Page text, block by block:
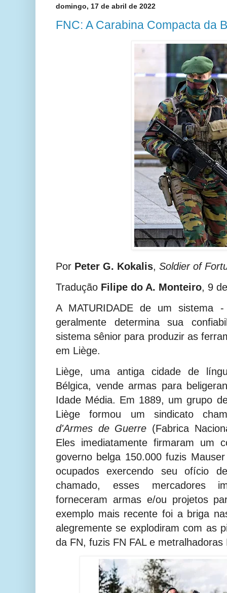
domingo, 17 de abril de 2022
FNC: A Carabina Compacta da
Por Peter G. Kokalis, Soldier of
Tradução Filipe do A. Monteiro, 9
A MATURIDADE de um sistema
geralmente determina sua
sistema sênior para produzir as
em Liège.
Liège, uma antiga cidade de
Bélgica, vende armas para
Idade Média. Em 1889, um grupo
Liège formou um sindicato
d'Armes de Guerre (Fabrica
Eles imediatamente firmaram um
governo belga 150.000 fuzis
ocupados exercendo seu ofício
chamado, esses mercadores
forneceram armas e/ou projetos
exemplo mais recente foi a briga
alegremente se explodiram com as
da FN, fuzis FN FAL e metralhadoras